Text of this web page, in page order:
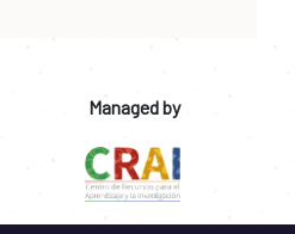
Managed by